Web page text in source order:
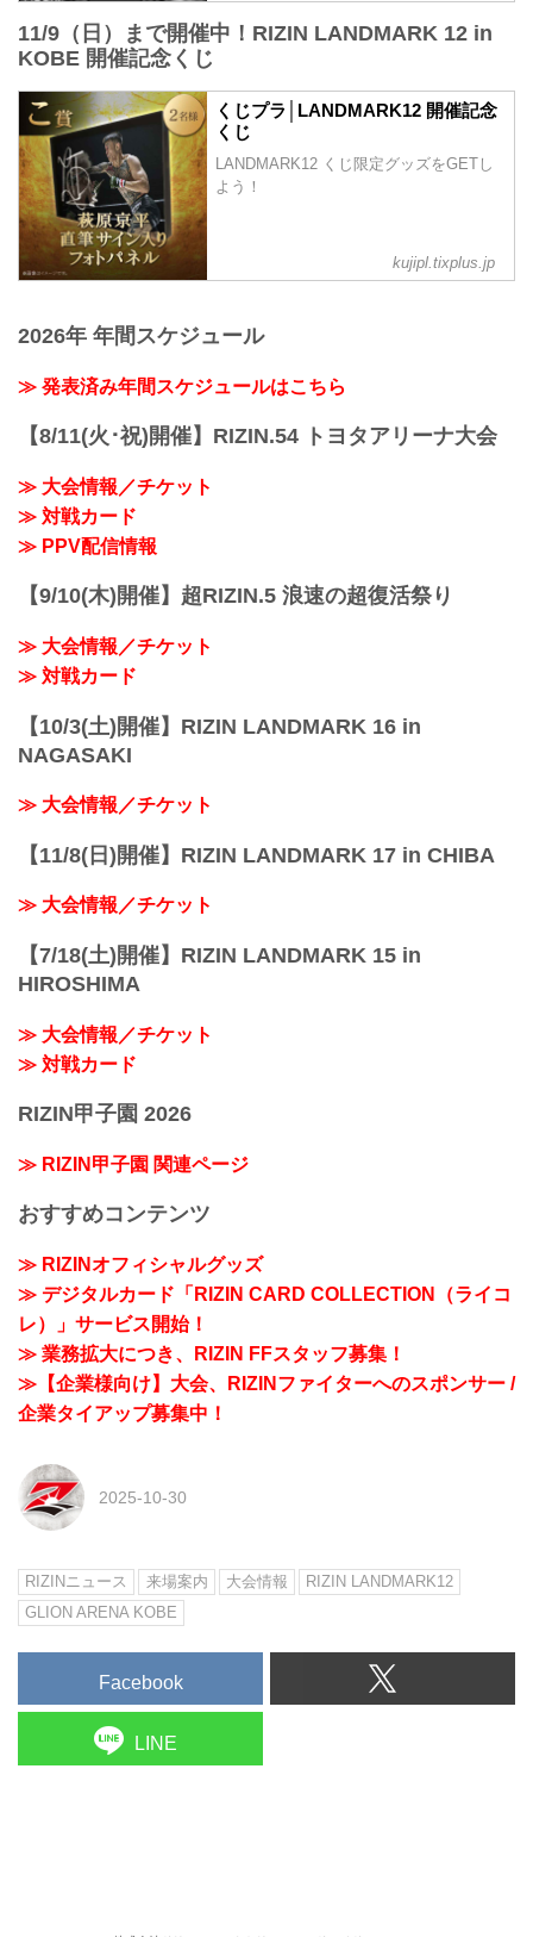
阪急「神戸三宮駅」：徒歩 約18分
阪神「神戸三宮駅」：徒歩 約17分
RIZIN MMAルール：5分 3R（66.0kg）
秋元強真 vs. 萩原京平
打撃｜右ストレート｜スピード｜カーフ
キック
萩原京平
打撃｜左ストレート｜打撃スピード｜冷
静さ
見所解説
RIZIN LANDMARK 12 in KOBEのPPV配
ABEMA、U-NEXTにて販売がスタートし
たぞ！（※スカパー！は※10/17（金）販
売開始）
お得なPPV前売りチケットは、大会前日
の11月2日（日）23:59まで販売！
非、お好きな配信サービスでRIZIN
LANDMARK 12 in KOBEを全試合リアル
11/9（日）まで開催中！RIZIN LANDMARK 12 in
KOBE 開催記念くじ
くじプラ│LANDMARK12 開催記念
くじ
LANDMARK12 くじ限定グッズをGETし
よう！
kujipl.tixplus.jp
2026年 年間スケジュール
≫ 発表済み年間スケジュールはこちら
【8/11(火･祝)開催】RIZIN.54 トヨタアリーナ大会
≫ 大会情報／チケット
≫ 対戦カード
≫ PPV配信情報
【9/10(木)開催】超RIZIN.5 浪速の超復活祭り
≫ 大会情報／チケット
≫ 対戦カード
【10/3(土)開催】RIZIN LANDMARK 16 in
NAGASAKI
≫ 大会情報／チケット
【11/8(日)開催】RIZIN LANDMARK 17 in CHIBA
≫ 大会情報／チケット
【7/18(土)開催】RIZIN LANDMARK 15 in
HIROSHIMA
≫ 大会情報／チケット
≫ 対戦カード
RIZIN甲子園 2026
≫ RIZIN甲子園 関連ページ
おすすめコンテンツ
≫ RIZINオフィシャルグッズ
≫ デジタルカード「RIZIN CARD COLLECTION（ライコ
レ）」サービス開始！
≫ 業務拡大につき、RIZIN FFスタッフ募集！
≫【企業様向け】大会、RIZINファイターへのスポンサー /
企業タイアップ募集中！
2025-10-30
RIZINニュース 来場案内 大会情報
RIZIN LANDMARK12
GLION ARENA KOBE
Facebook
LINE